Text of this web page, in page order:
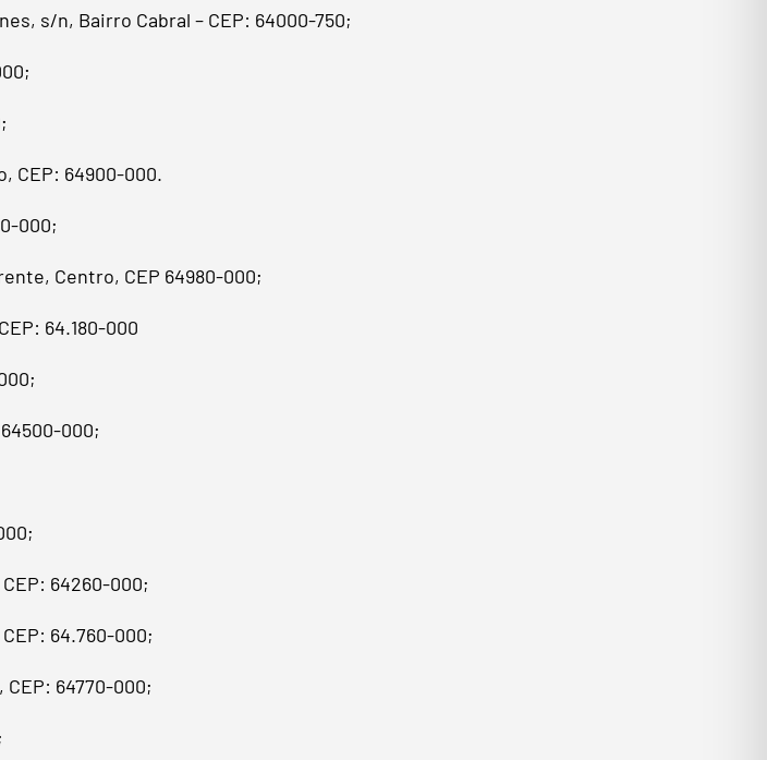
s/n, Bairro Cabral – CEP: 64000-750;
CEP: 64900-000.
000;
Centro, CEP 64980-000;
64.180-000
000;
64260-000;
64.760-000;
CEP: 64770-000;